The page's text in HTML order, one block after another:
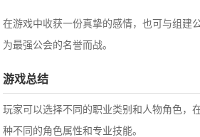
在游戏中收获一份真挚的感情，也可与组建
为最强公会的名誉而战。
游戏总结
玩家可以选择不同的职业类别和人物角色，
种不同的角色属性和专业技能。